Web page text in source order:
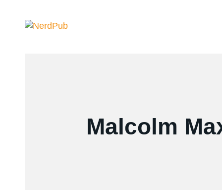
Malcolm